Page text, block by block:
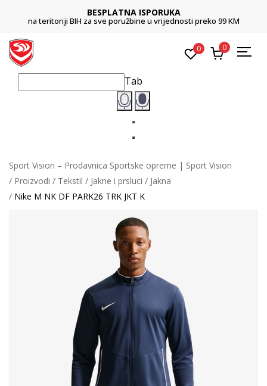
BESPLATNA ISPORUKA
na teritoriji BIH za sve poružbine u vrijednosti preko 99 KM
0 0
Tab
Sport Vision – Prodavnica Sportske opreme | Sport Vision
Proizvodi
Tekstil Jakne i prsluci
Jakna
Nike M NK DF PARK26 TRK JKT K